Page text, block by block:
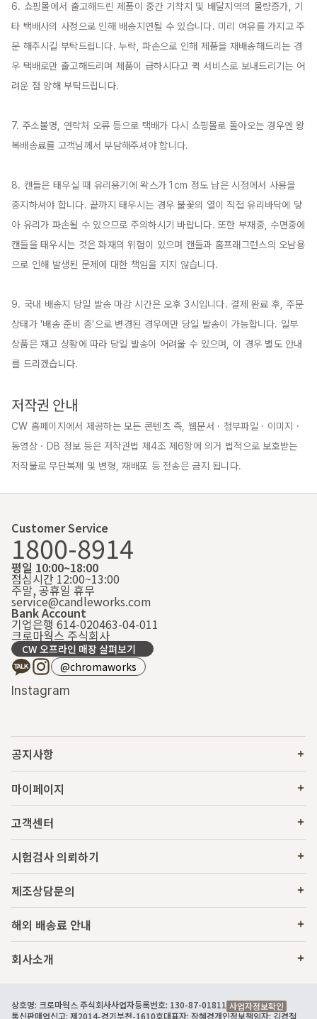
6. 쇼핑몰에서 출고해드린 제품이 중간 기착지 및 배달지역의 물량증가, 기
타 택배사의 사정으로 인해 배송지연될 수 있습니다. 미리 여유를 가지고 주
문 해주시길 부탁드립니다. 누락, 파손으로 인해 제품을 재배송해드리는 경
우 택배로만 출고해드리며 제품이 급하시다고 퀵 서비스로 보내드리기는 어
려운 점 양해 부탁드립니다.
7. 주소불명, 연락처 오류 등으로 택배가 다시 쇼핑몰로 돌아오는 경우엔 왕
복배송료를 고객님께서 부담해주셔야 합니다.
8. 캔들은 태우실 때 유리용기에 왁스가 1cm 정도 남은 시점에서 사용을
중지하셔야 합니다. 끝까지 태우시는 경우 불꽃의 열이 직접 유리바닥에 닿
아 유리가 파손될 수 있으므로 주의하시기 바랍니다. 또한 부재중, 수면중에
캔들을 태우시는 것은 화재의 위험이 있으며 캔들과 홈프래그런스의 오남용
으로 인해 발생된 문제에 대한 책임을 지지 않습니다.
9. 국내 배송지 당일 발송 마감 시간은 오후 3시입니다. 결제 완료 후, 주문
상태가 '배송 준비 중'으로 변경된 경우에만 당일 발송이 가능합니다. 일부
상품은 재고 상황에 따라 당일 발송이 어려울 수 있으며, 이 경우 별도 안내
를 드리겠습니다.
저작권 안내
CW 홈페이지에서 제공하는 모든 콘텐츠 즉, 웹문서 · 첨부파일 · 이미지 ·
동영상 · DB 정보 등은 저작권법 제4조 제6항에 의거 법적으로 보호받는
저작물로 무단복제 및 변형, 재배포 등 전송은 금지 됩니다.
Customer Service
1800-8914
평일 10:00~18:00
점심시간 12:00~13:00
주말, 공휴일 휴무
service@candleworks.com
Bank Account
기업은행 614-020463-04-011
크로마웍스 주식회사
CW 오프라인 매장 살펴보기
@chromaworks
Instagram
공지사항
마이페이지
고객센터
시험검사 의뢰하기
제조상담문의
해외 배송료 안내
회사소개
상호명: 크로마웍스 주식회사사업자등록번호: 130-87-01811 사업자정보확인
통신판매업신고: 제2014-경기부천-1610호대표자: 장혜경개인정보책임자: 김경철